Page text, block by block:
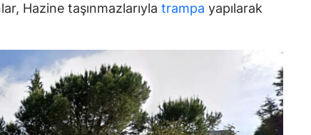
Aksaray
Bayburt
Karaman
Kırıkkale
Hazine taşınmazlarıyla trampa yapılarak